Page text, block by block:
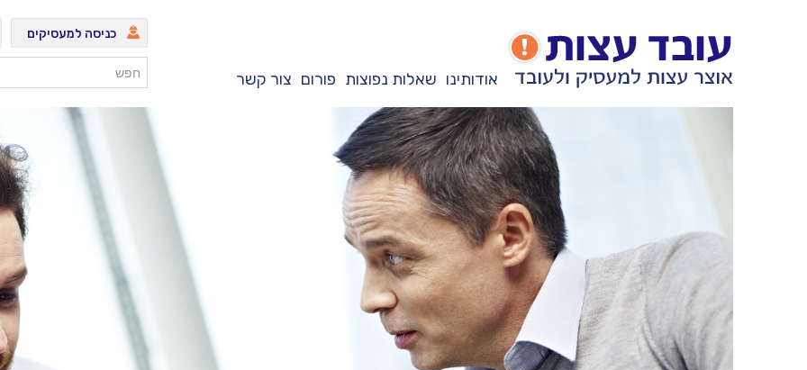
אודותינו שאלות נפוצות פורום צור קשר
כניסה למעסיקים